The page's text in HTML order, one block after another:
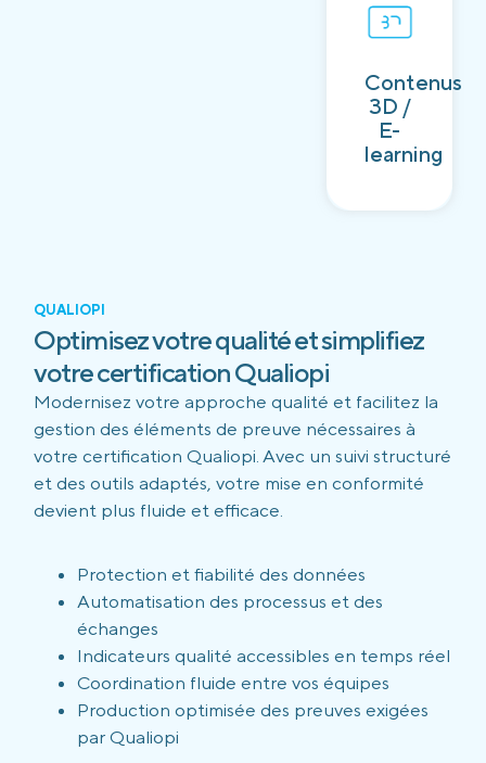
Contenus
3D /
E-
learning
Découvrir
QUALIOPI
Optimisez votre qualité et simplifiez
votre certification Qualiopi
Modernisez votre approche qualité et facilitez la
gestion des éléments de preuve nécessaires à
votre certification Qualiopi. Avec un suivi structuré
et des outils adaptés, votre mise en conformité
devient plus fluide et efficace.
Protection et fiabilité des données
Automatisation des processus et des
échanges
Indicateurs qualité accessibles en temps réel
Coordination fluide entre vos équipes
Production optimisée des preuves exigées
par Qualiopi